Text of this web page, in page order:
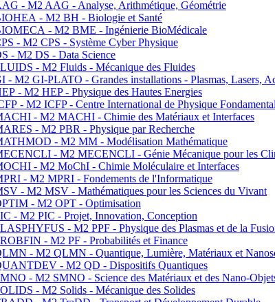
- M2 AAG - Analyse, Arithmétique, Géométrie
- M2 BH - Biologie et Santé
- M2 BME - Ingénierie BioMédicale
- M2 CPS - Système Cyber Physique
- M2 DS - Data Science
- M2 Fluids - Mécanique des Fluides
- M2 GI-PLATO - Grandes installations - Plasmas, Lasers,
- M2 HEP - Physique des Hautes Energies
- M2 ICFP - Centre International de Physique
- M2 MACHI - Chimie des Matériaux et Interfaces
- M2 PBR - Physique par Recherche
- M2 MM - Modélisation Mathématique
- M2 MECENCLI - Génie Mécanique pour les
- M2 MoChI - Chimie Moléculaire et Interfaces
- M2 MPRI - Fondements de l'Informatique
- M2 MSV - Mathématiques pour les Sciences du Vivant
- M2 OPT - Optimisation
- M2 PIC - Projet, Innovation, Conception
- M2 PPF - Physique des Plasmas et de la
- M2 PF - Probabilités et Finance
- M2 QLMN - Quantique, Lumière, Matériaux et
- M2 QD - Dispositifs Quantiques
- M2 SMNO - Science des Matériaux et des Nano-
- M2 Solids - Mécanique des Solides